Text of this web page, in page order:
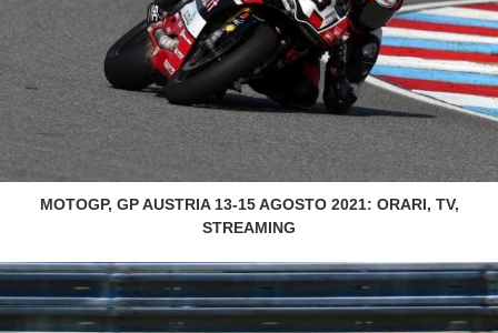
MOTOGP, GP AUSTRIA 13-15 AGOSTO 2021: ORARI, TV,
STREAMING